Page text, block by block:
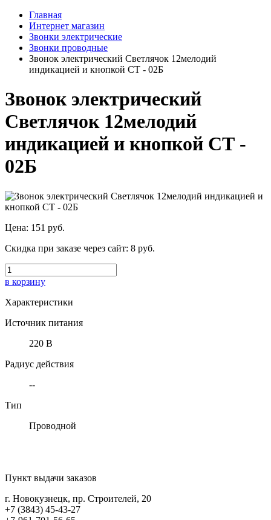
Главная
Интернет магазин
Звонки электрические
Звонки проводные
Звонок электрический Светлячок 12мелодий
индикацией и кнопкой СТ - 02Б
Звонок электрический
Светлячок 12мелодий
индикацией и кнопкой СТ -
02Б
Цена: 151 руб.
Скидка при заказе через сайт: 8 руб.
в корзину
Характеристики
Источник питания
220 В
Радиус действия
--
Тип
Проводной
Пункт выдачи заказов
г. Новокузнецк, пр. Строителей, 20
+7 (3843) 45-43-27